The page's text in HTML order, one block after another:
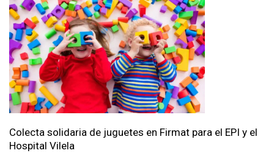
Colecta solidaria de juguetes en Firmat para el EPI y el
Hospital Vilela